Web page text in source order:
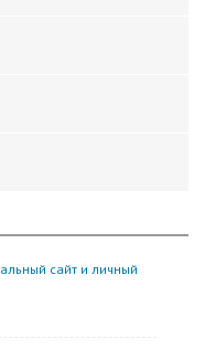
сайт и личный